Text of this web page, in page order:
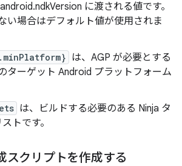
に渡される値です。
い場合はデフォルト値が使用されま
は、AGP が必要とする
ターゲット Android プラットフォーム
は、ビルドする必要のある Ninja タ
トです。
スクリプトを作成する